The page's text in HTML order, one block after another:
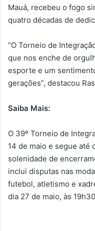
Mauá, recebeu o fogo
quatro décadas de
“O Torneio de
que nos enche de
esporte e um
gerações”, destacou
Saiba Mais:
O 39º Torneio de
14 de maio e segue até
solenidade de
inclui disputas nas
futebol, atletismo e
dia 27 de maio, às